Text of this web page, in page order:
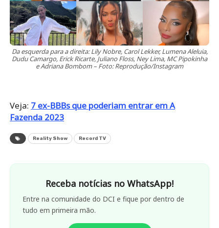
Da esquerda para a direita: Lily Nobre, Carol Lekker, Lumena Aleluia,
Dudu Camargo, Erick Ricarte, Juliano Floss, Ney Lima, MC Pipokinha
e Adriana Bombom – Foto: Reprodução/Instagram
Veja: 7 ex-BBBs que poderiam entrar em A
Fazenda 2023
Reality Show Record TV
Receba notícias no WhatsApp!
Entre na comunidade do DCI e fique por dentro de
tudo em primeira mão.